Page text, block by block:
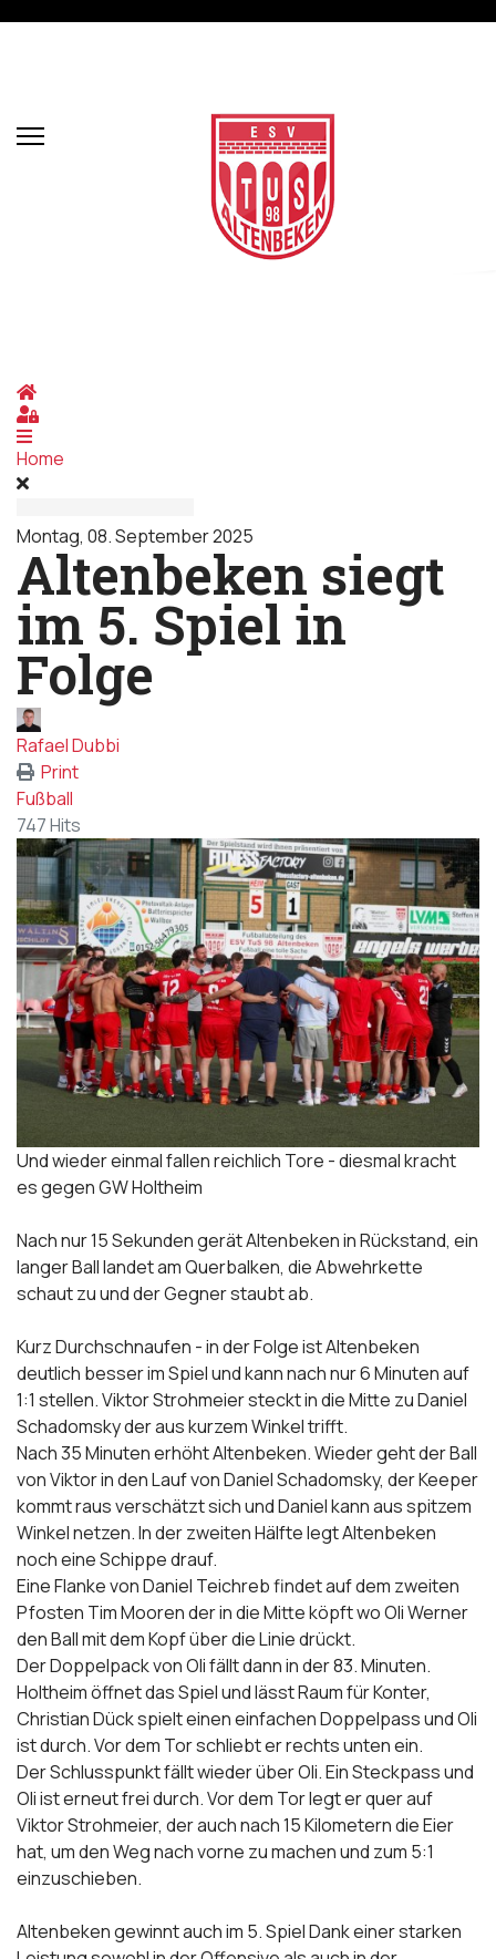
Home
Sign In
Home
Montag, 08. September 2025
Altenbeken siegt
im 5. Spiel in
Folge
Rafael Dubbi
Print
Fußball
747 Hits
Und wieder einmal fallen reichlich Tore - diesmal kracht
es gegen GW Holtheim
Nach nur 15 Sekunden gerät Altenbeken in Rückstand, ein
langer Ball landet am Querbalken, die Abwehrkette
schaut zu und der Gegner staubt ab.
Kurz Durchschnaufen - in der Folge ist Altenbeken
deutlich besser im Spiel und kann nach nur 6 Minuten auf
1:1 stellen. Viktor Strohmeier steckt in die Mitte zu Daniel
Schadomsky der aus kurzem Winkel trifft.
Nach 35 Minuten erhöht Altenbeken. Wieder geht der Ball
von Viktor in den Lauf von Daniel Schadomsky, der Keeper
kommt raus verschätzt sich und Daniel kann aus spitzem
Winkel netzen. In der zweiten Hälfte legt Altenbeken
noch eine Schippe drauf.
Eine Flanke von Daniel Teichreb findet auf dem zweiten
Pfosten Tim Mooren der in die Mitte köpft wo Oli Werner
den Ball mit dem Kopf über die Linie drückt.
Der Doppelpack von Oli fällt dann in der 83. Minuten.
Holtheim öffnet das Spiel und lässt Raum für Konter,
Christian Dück spielt einen einfachen Doppelpass und Oli
ist durch. Vor dem Tor schliebt er rechts unten ein.
Der Schlusspunkt fällt wieder über Oli. Ein Steckpass und
Oli ist erneut frei durch. Vor dem Tor legt er quer auf
Viktor Strohmeier, der auch nach 15 Kilometern die Eier
hat, um den Weg nach vorne zu machen und zum 5:1
einzuschieben.
Altenbeken gewinnt auch im 5. Spiel Dank einer starken